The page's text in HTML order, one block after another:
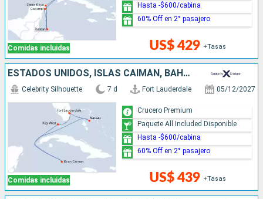
Comidas incluidas US$ 429 +Tasas
Hasta -$600/cabina
60% Off en 2° pasajero
ESTADOS UNIDOS, ISLAS CAIMÁN, BAHAMAS
Comidas incluidas
Celebrity Silhouette 7 d Fort Lauderdale 05/12/2027
US$ 439 +Tasas
Crucero Premium
Paquete All Included Disponible
Hasta -$600/cabina
60% Off en 2° pasajero